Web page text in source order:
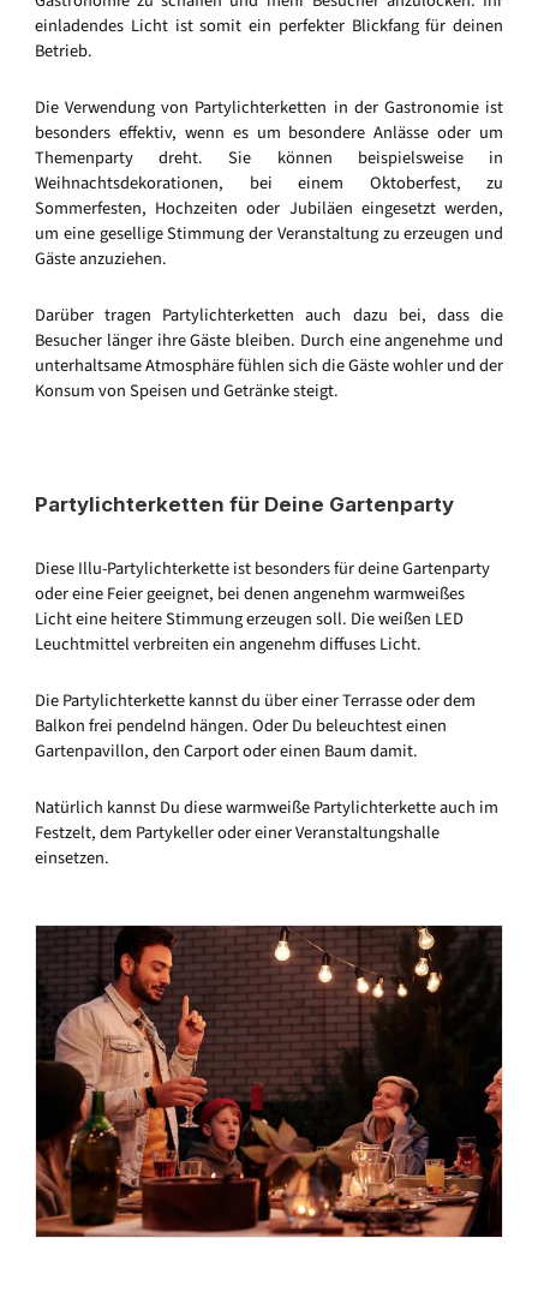
einladendes Licht ist somit ein perfekter Blickfang für deinen
Betrieb.
Die Verwendung von Partylichterketten in der Gastronomie ist
besonders effektiv, wenn es um besondere Anlässe oder um
Themenparty dreht. Sie können beispielsweise in
Weihnachtsdekorationen, bei einem Oktoberfest, zu
Sommerfesten, Hochzeiten oder Jubiläen eingesetzt werden,
um eine gesellige Stimmung der Veranstaltung zu erzeugen und
Gäste anzuziehen.
Darüber tragen Partylichterketten auch dazu bei, dass die
Besucher länger ihre Gäste bleiben. Durch eine angenehme und
unterhaltsame Atmosphäre fühlen sich die Gäste wohler und der
Konsum von Speisen und Getränke steigt.
Partylichterketten für Deine Gartenparty
Diese Illu-Partylichterkette ist besonders für deine Gartenparty
oder eine Feier geeignet, bei denen angenehm warmweißes
Licht eine heitere Stimmung erzeugen soll. Die weißen LED
Leuchtmittel verbreiten ein angenehm diffuses Licht.
Die Partylichterkette kannst du über einer Terrasse oder dem
Balkon frei pendelnd hängen. Oder Du beleuchtest einen
Gartenpavillon, den Carport oder einen Baum damit.
Natürlich kannst Du diese warmweiße Partylichterkette auch im
Festzelt, dem Partykeller oder einer Veranstaltungshalle
einsetzen.